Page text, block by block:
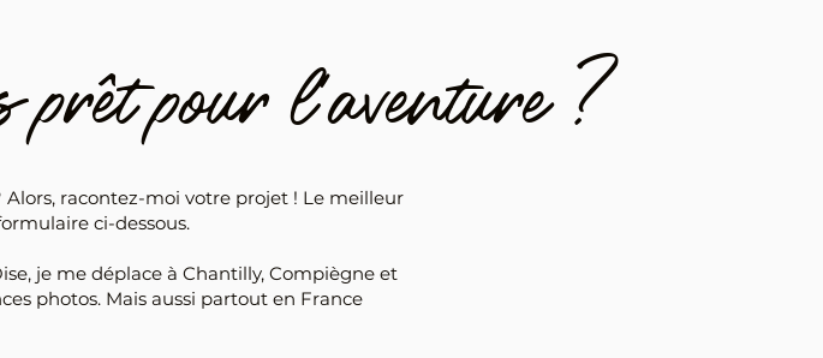
prêt pour l'aventure ?
racontez-moi votre projet ! Le meilleur
ci-dessous.
je me déplace à Chantilly, Compiègne et
photos. Mais aussi partout en France